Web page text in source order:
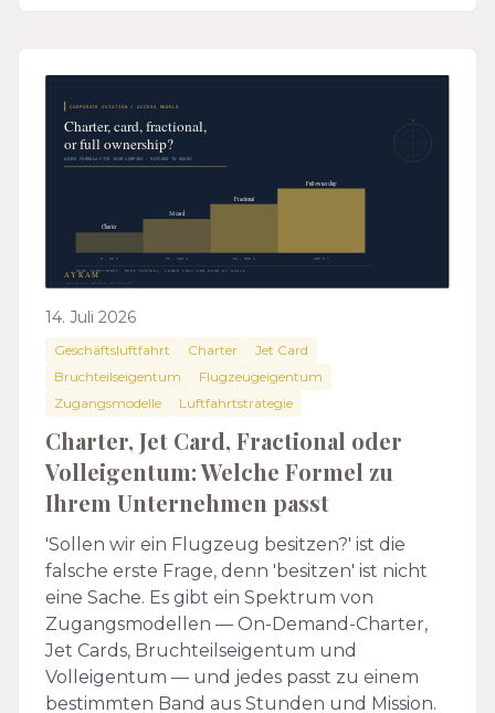
14. Juli 2026
Geschäftsluftfahrt Charter
Jet Card
Bruchteilseigentum
Flugzeugeigentum
Zugangsmodelle
Luftfahrtstrategie
Charter, Jet Card, Fractional oder
Volleigentum: Welche Formel zu
Ihrem Unternehmen passt
'Sollen wir ein Flugzeug besitzen?' ist die
falsche erste Frage, denn 'besitzen' ist nicht
eine Sache. Es gibt ein Spektrum von
Zugangsmodellen — On-Demand-Charter,
Jet Cards, Bruchteilseigentum und
Volleigentum — und jedes passt zu einem
bestimmten Band aus Stunden und Mission.